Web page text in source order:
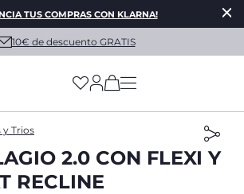
TUS COMPRAS CON KLARNA!
10€ de descuento GRATIS
(has more options
y Trios
2.0 CON FLEXI Y
RECLINE